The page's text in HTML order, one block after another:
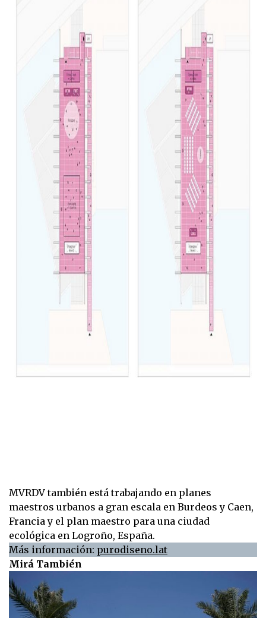
MVRDV también está trabajando en planes
maestros urbanos a gran escala en Burdeos y Caen,
Francia y el plan maestro para una ciudad
ecológica en Logroño, España.
Más información: purodiseno.lat
Mirá También